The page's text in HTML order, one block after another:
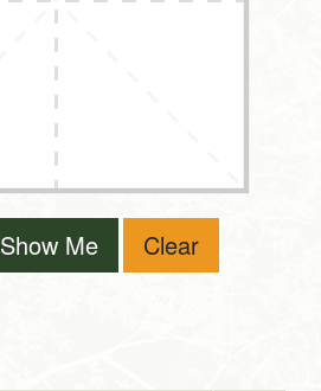
Show Me Clear